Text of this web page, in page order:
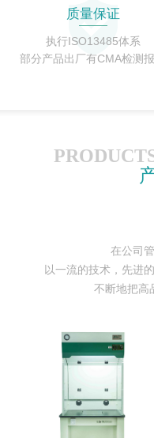
质量保证
执行ISO13485体系
部分产品出厂有CMA检测
在公司
以一流的技术，先进
不断地把高